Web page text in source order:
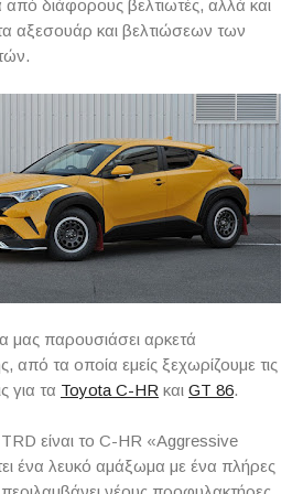
διάφορους βελτιωτές, αλλά και
αξεσουάρ και βελτιώσεων των
μας παρουσιάσει αρκετά
από τα οποία εμείς ξεχωρίζουμε τις
για τα Toyota C-HR και GT 86.
είναι το C-HR «Aggressive
ένα λευκό αμάξωμα με ένα πλήρες